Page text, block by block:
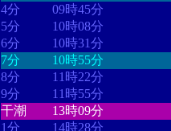
4分
09時45分
5分
10時08分
6分
10時31分
7分
10時55分
8分
11時22分
9分
11時55分
干潮
13時09分
1分
14時28分